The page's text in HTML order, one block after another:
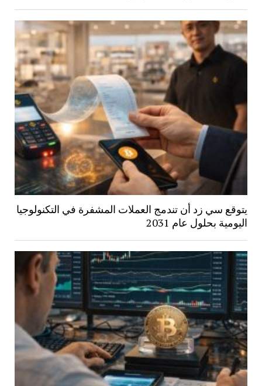
يتوقع سي زد أن تندمج العملات المشفرة في التكنولوجيا
اليومية بحلول عام 2031